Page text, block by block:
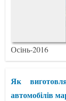
Осінь-2016
Як
автомобілів